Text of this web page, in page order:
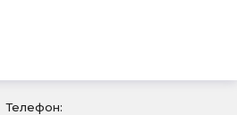
Телефон: